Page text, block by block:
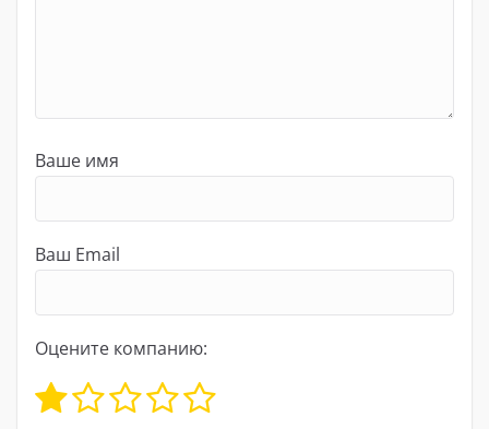
Ваше имя
Ваш Email
Оцените компанию: